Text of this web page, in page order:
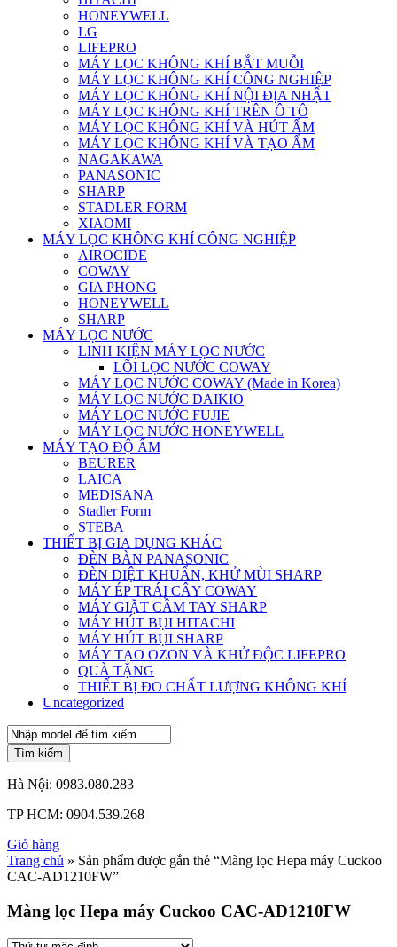
HONEYWELL
LG
LIFEPRO
MÁY LỌC KHÔNG KHÍ BẮT MUỖI
MÁY LỌC KHÔNG KHÍ CÔNG NGHIỆP
MÁY LỌC KHÔNG KHÍ NỘI ĐỊA NHẬT
MÁY LỌC KHÔNG KHÍ TRÊN Ô TÔ
MÁY LỌC KHÔNG KHÍ VÀ HÚT ẨM
MÁY LỌC KHÔNG KHÍ VÀ TẠO ẨM
NAGAKAWA
PANASONIC
SHARP
STADLER FORM
XIAOMI
MÁY LỌC KHÔNG KHÍ CÔNG NGHIỆP
AIROCIDE
COWAY
GIA PHONG
HONEYWELL
SHARP
MÁY LỌC NƯỚC
LINH KIỆN MÁY LỌC NƯỚC
LÕI LỌC NƯỚC COWAY
MÁY LỌC NƯỚC COWAY (Made in Korea)
MÁY LỌC NƯỚC DAIKIO
MÁY LỌC NƯỚC FUJIE
MÁY LỌC NƯỚC HONEYWELL
MÁY TẠO ĐỘ ẨM
BEURER
LAICA
MEDISANA
Stadler Form
STEBA
THIẾT BỊ GIA DỤNG KHÁC
ĐÈN BÀN PANASONIC
ĐÈN DIỆT KHUẨN, KHỬ MÙI SHARP
MÁY ÉP TRÁI CÂY COWAY
MÁY GIẶT CẦM TAY SHARP
MÁY HÚT BỤI HITACHI
MÁY HÚT BỤI SHARP
MÁY TẠO OZON VÀ KHỬ ĐỘC LIFEPRO
QUÀ TẶNG
THIẾT BỊ ĐO CHẤT LƯỢNG KHÔNG KHÍ
Uncategorized
Tìm kiếm
Hà Nội: 0983.080.283
TP HCM: 0904.539.268
Giỏ hàng
Trang chủ » Sản phẩm được gắn thẻ “Màng lọc Hepa máy Cuckoo
CAC-AD1210FW”
Màng lọc Hepa máy Cuckoo CAC-AD1210FW